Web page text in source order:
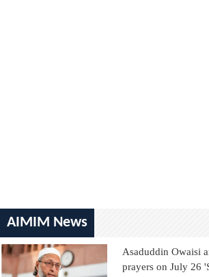
AIMIM News
Asaduddin Owaisi
prayers on July 26